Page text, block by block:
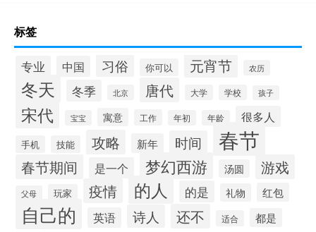
标签
专业 中国 习俗 你可以 元宵节 农历
冬天 冬季 北京 唐代 大学 学校 孩子
宋代 宝宝 寓意 工作 年初 年龄 很多人
手机 技能 攻略 新年 时间 春节
春节期间 是一个 梦幻西游 汤圆 游戏
父母 玩家 疫情 的人 的是 礼物 红包
自己的 英语 诗人 还不 适合 都是